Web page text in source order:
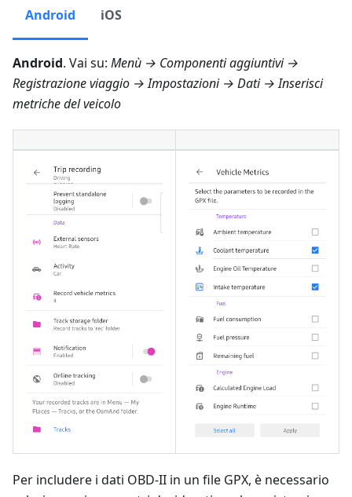
Android iOS
Android. Vai su: Menù → Componenti aggiuntivi →
Registrazione viaggio → Impostazioni → Dati → Inserisci
metriche del veicolo
Per includere i dati OBD-II in un file GPX, è necessario